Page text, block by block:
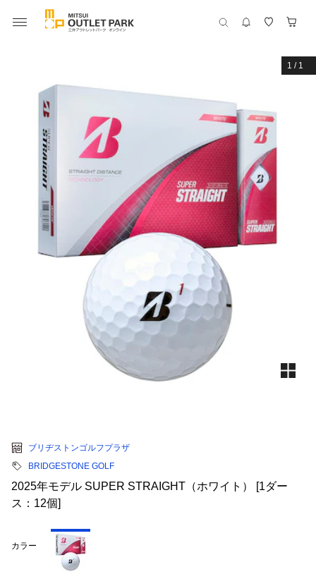
1 / 1
ブリヂストンゴルフプラザ
BRIDGESTONE GOLF
2025年モデル SUPER STRAIGHT（ホワイト） [1ダー
ス：12個]
カラー